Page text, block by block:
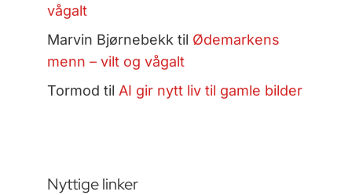
vågalt
Marvin Bjørnebekk til Ødemarkens
menn – vilt og vågalt
Tormod til AI gir nytt liv til gamle bilder
Nyttige linker